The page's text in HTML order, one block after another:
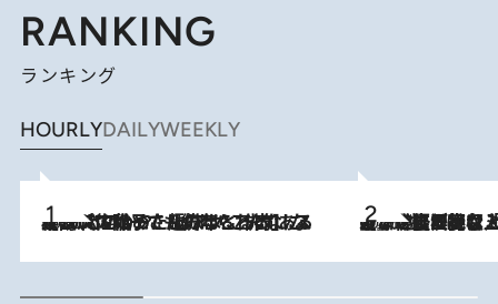
RANKING
ランキング
HOURLYDAILYWEEKLY
2026.8.5
【阿川佐和子さんの年とる力】なぜ70代で始めた趣味は“こんなに楽しい”のか？ ピアノ、俳句…スランプに陥っても続けられる“ある秘訣”とは 2026.8.5
【なぜ吉沢亮は「気配を消せる」のか？】興行収入208億の『国宝』を経て挑むミュージカル『ディア・エヴァン・ハンセン』。トップ俳優が舞台上でさらけ出した“孤独”とは